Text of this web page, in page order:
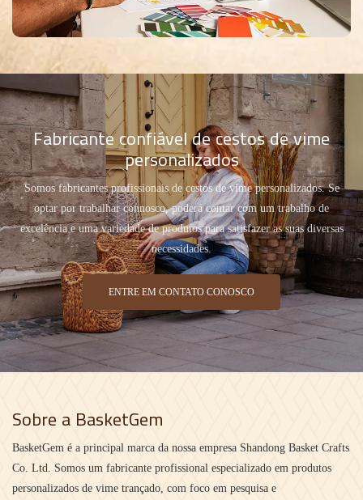
Fabricante confiável de cestos de vime
personalizados
Somos fabricantes profissionais de cestos de vime personalizados. Se
optar por trabalhar connosco, poderá contar com um trabalho de
excelência e uma variedade de produtos para satisfazer as suas diversas
necessidades.
ENTRE EM CONTATO CONOSCO
Sobre a BasketGem
BasketGem é a principal marca da nossa empresa Shandong Basket Crafts
Co. Ltd.
Somos um fabricante profissional especializado em produtos
personalizados de vime trançado, com foco em pesquisa e